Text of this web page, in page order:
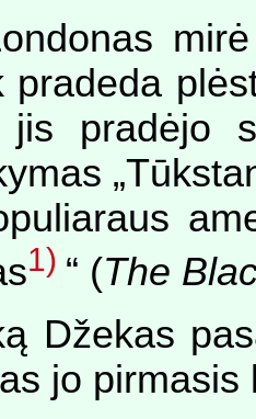
pradeda
jis pradėjo
1) “ (The
Džekas
jo pirmasis